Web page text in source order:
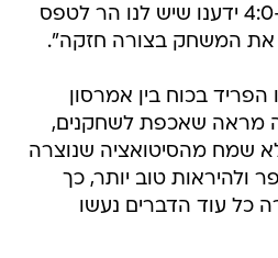
יכולת המגן - "אז כן, ב-4:0 ידענו שיש לנו הר לטפס
את המשחק בצורה חזקה".
בכוח בין אמרסון
מראה שאכפת לשחקנים,
שמח מהסיטואציה שנוצרה
ולהיראות טוב יותר, כך
כל עוד הדברים נעשו